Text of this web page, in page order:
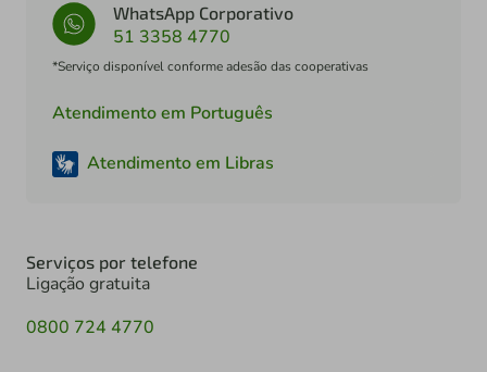
WhatsApp Corporativo
51 3358 4770
*Serviço disponível conforme adesão das cooperativas
Atendimento em Português
Atendimento em Libras
Serviços por telefone
Ligação gratuita
0800 724 4770